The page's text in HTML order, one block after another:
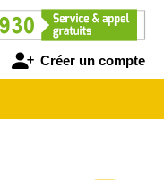
Créer un compte